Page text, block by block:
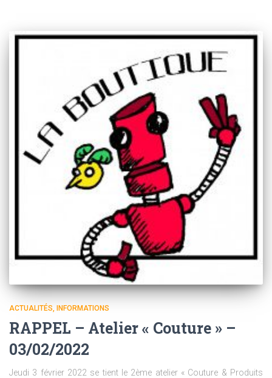
ACTUALITÉS INFORMATIONS
RAPPEL – Atelier « Couture » –
03/02/2022
Jeudi 3 février 2022 se tient le 2ème atelier « Couture & Produits